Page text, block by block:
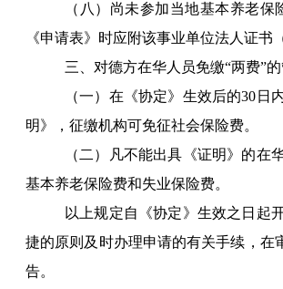
（八）尚未参加当地基本养老
《申请表》时应附该事业单位法人证书
三、对德方在华人员免缴“两费”
（一）在《协定》生效后的30 日
明》，征缴机构可免征社会保险费。
（二）凡不能出具《证明》的
基本养老保险费和失业保险费。
以上规定自《协定》生效之日起
捷的原则及时办理申请的有关手续，
告。